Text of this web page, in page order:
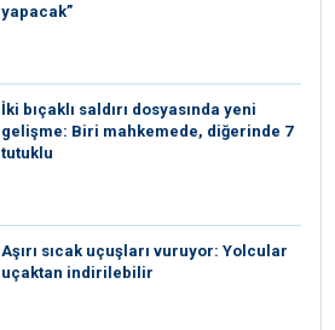
yapacak”
İki bıçaklı saldırı dosyasında yeni
gelişme: Biri mahkemede, diğerinde 7
tutuklu
Aşırı sıcak uçuşları vuruyor: Yolcular
uçaktan indirilebilir